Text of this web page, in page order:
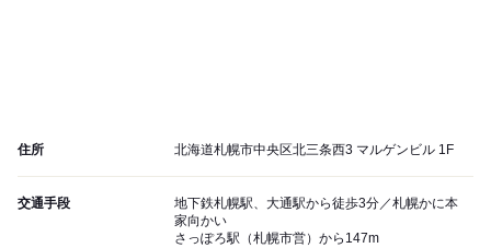
住所 北海道札幌市中央区北三条西3 マルゲンビル 1F
交通手段
地下鉄札幌駅、大通駅から徒歩3分／札幌かに本
家向かい
さっぽろ駅（札幌市営）から147m